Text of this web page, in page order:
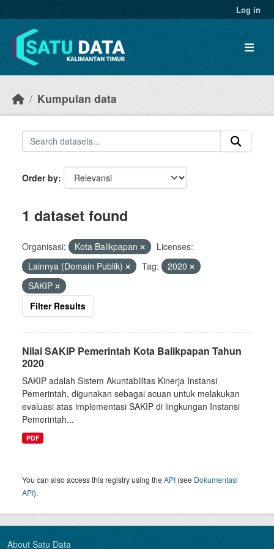
Log in
Kumpulan data
Order by
1 dataset found
Organisasi: Kota Balikpapan
Licenses:
Lainnya (Domain Publik)
Tag:
2020
SAKIP
Filter Results
Nilai SAKIP Pemerintah Kota Balikpapan Tahun
2020
SAKIP adalah Sistem Akuntabilitas Kinerja Instansi
Pemerintah, digunakan sebagai acuan untuk melakukan
evaluasi atas implementasi SAKIP di lingkungan Instansi
Pemerintah...
PDF
You can also access this registry using theAPI (see Dokumentasi
API).
About Satu Data